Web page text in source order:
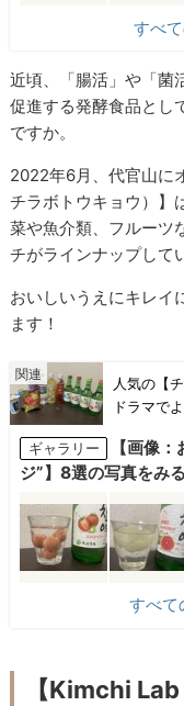
すべ
近頃、「腸活」や「菌
促進する発酵食品とし
ですか。
2022年6月、代官山に
チラボトウキョウ）】
菜や魚介類、フルーツ
チがラインナップして
おいしいうえにキレイ
ます！
人気の【
ドラマで
ギャラリー
【画像
ジ”】8選の写真をみる
すべて
【Kimchi